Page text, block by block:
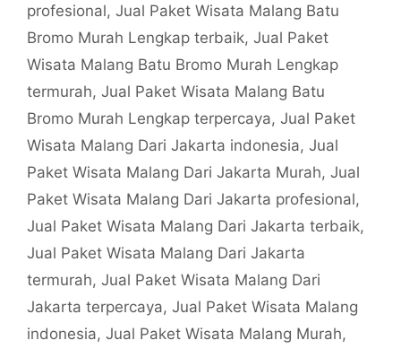
profesional, Jual Paket Wisata Malang Batu
Bromo Murah Lengkap terbaik, Jual Paket
Wisata Malang Batu Bromo Murah Lengkap
termurah, Jual Paket Wisata Malang Batu
Bromo Murah Lengkap terpercaya, Jual Paket
Wisata Malang Dari Jakarta indonesia, Jual
Paket Wisata Malang Dari Jakarta Murah, Jual
Paket Wisata Malang Dari Jakarta profesional,
Jual Paket Wisata Malang Dari Jakarta terbaik,
Jual Paket Wisata Malang Dari Jakarta
termurah, Jual Paket Wisata Malang Dari
Jakarta terpercaya, Jual Paket Wisata Malang
indonesia, Jual Paket Wisata Malang Murah,